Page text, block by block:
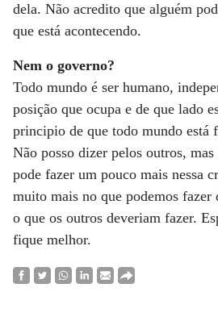
dela. Não acredito que alguém
que está acontecendo.
Nem o governo?
Todo mundo é ser humano,
posição que ocupa e de que lado
principio de que todo mundo está
Não posso dizer pelos outros,
pode fazer um pouco mais nessa
muito mais no que podemos fazer
o que os outros deveriam fazer.
fique melhor.